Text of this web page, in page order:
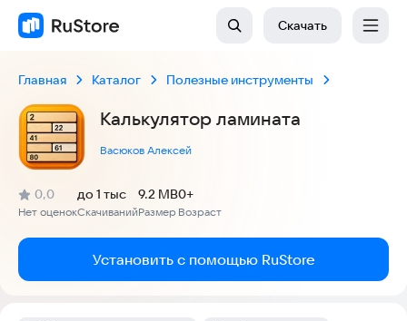
Скачать
Главная Каталог Полезные инструменты
Калькулятор ламината
Васюков Алексей
Рейтинг:
0,0
(
Нет оценок
)
Скачиваний
до 1 тыс
Размер
9.2 MB
Возраст
0+
Установить с помощью RuStore